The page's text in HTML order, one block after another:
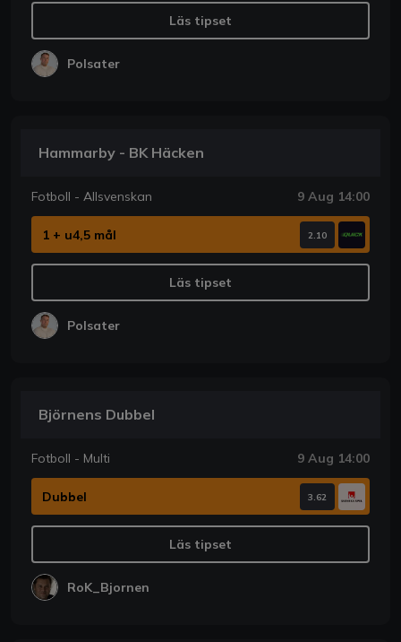
Läs tipset
Polsater
Hammarby - BK Häcken
Fotboll - Allsvenskan 9 Aug 14:00
1 + u4,5 mål 2.10
Läs tipset
Polsater
Björnens Dubbel
Fotboll - Multi 9 Aug 14:00
Dubbel 3.62
Läs tipset
RoK_Bjornen